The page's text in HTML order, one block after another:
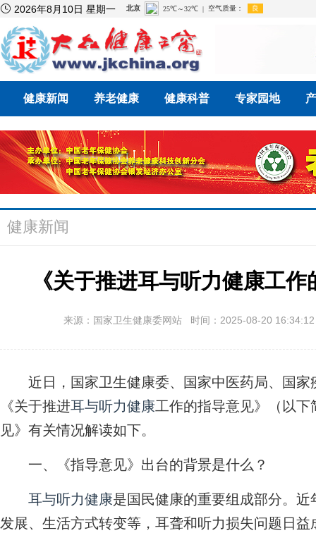
 2026年8月10日 星期一
健康新闻 养老健康 健康科普 专家园地
健康新闻
《关于推进耳与听力健康工
来源：国家卫生健康委网站 时间：2025-08-20
近日，国家卫生健康委、国家中医药局、国家
《关于推进耳与听力健康工作的指导意见》（以
见》有关情况解读如下。
一、《指导意见》出台的背景是什么？
耳与听力健康是国民健康的重要组成部分。
发展、生活方式转变等，耳聋和听力损失问题日